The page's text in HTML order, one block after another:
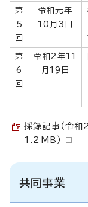
第
5
回
令和元年
10月3日
第
6
回
令和2年11
月19日
採録記事（令
1.2MB）
共同事業